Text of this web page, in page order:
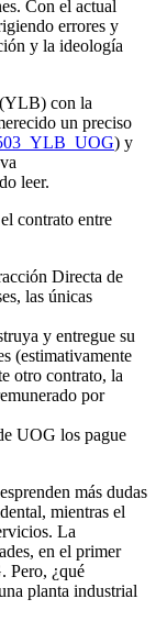
Con el actual
errores y
y la ideología
con la
un preciso
) y
leer.
contrato entre
Directa de
las únicas
y entregue su
(estimativamente
otro contrato, la
por
UOG los pague
más dudas
mientras el
La
en el primer
Pero, ¿qué
planta industrial